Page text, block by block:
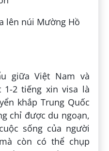
lên núi Mường Hồ
giữa Việt Nam và
1-2 tiếng xin visa là
khắp Trung Quốc
chỉ được du ngoạn,
sống của người
còn có thể chụp